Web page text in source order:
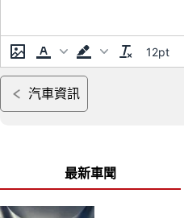
12pt
汽車資訊
最新車聞